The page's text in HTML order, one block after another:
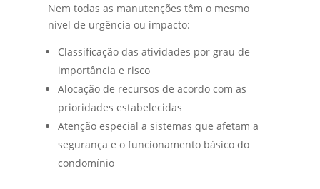
Nem todas as manutenções têm o mesmo
nível de urgência ou impacto:
Classificação das atividades por grau de
importância e risco
Alocação de recursos de acordo com as
prioridades estabelecidas
Atenção especial a sistemas que afetam a
segurança e o funcionamento básico do
condomínio